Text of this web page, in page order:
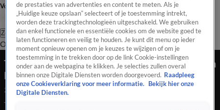
Volg Hart van Nederland
Zoeken
OverzichtRegioUitzendingenWeerTip de redactiePanelVideo's
Tattoo-artist Michael kan eindelijk de tattoo van
Björn afmaken
27 juli 2020, 01:29
Tattoo-artist Michael kan eindelijk de tattoo van Björn
de prestaties van advertenties en content te meten. Als je
„Huidige keuze opslaan” selecteert of je toestemming intrekt,
worden deze trackingtechnologieën uitgeschakeld. We gebruiken
dan enkel functionele en essentiële cookies om de website goed te
laten functioneren en veilig te houden. Je kunt dit menu op ieder
moment opnieuw openen om je keuzes te wijzigen of om je
toestemming in te trekken door op de link Cookie-instellingen
onder aan de webpagina te klikken. Je selecties zullen overal
binnen onze Digitale Diensten worden doorgevoerd. Raadpleeg
onze Cookieverklaring voor meer informatie.
Bekijk hier onze
Digitale Diensten.